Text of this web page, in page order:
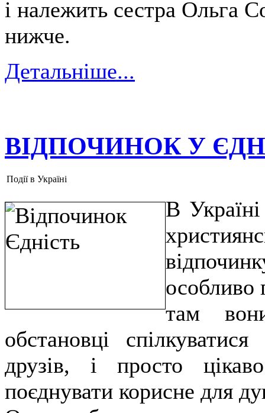
і належить сестра Ольга
нижче.
Детальніше...
ВІДПОЧИНОК У
Події в Україні
В
там
обстановці
друзів, і просто
поєднувати корисне для